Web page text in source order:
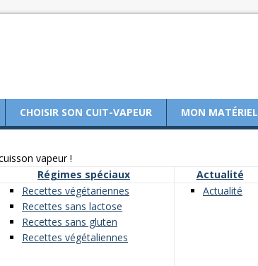
CHOISIR SON CUIT-VAPEUR MON MATÉRIEL
vapeur !
Régimes spéciaux
Actualité
Recettes végétariennes
Recettes sans lactose
Recettes sans gluten
Recettes végétaliennes
Actualité